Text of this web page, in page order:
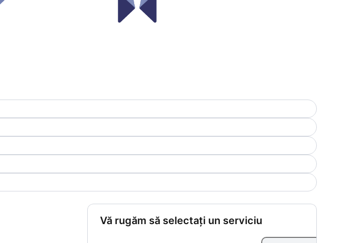
Vă rugăm să selectați un serviciu